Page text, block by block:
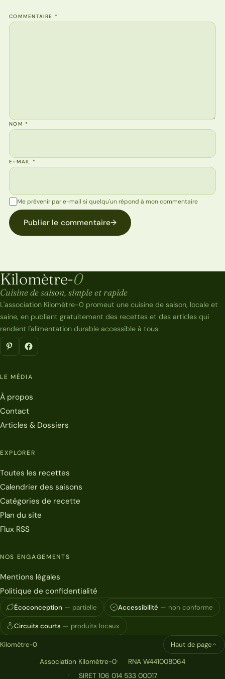
COMMENTAIRE *
NOM*
E-MAIL*
Me prévenir par e-mail si quelqu'un répond à mon commentaire
Publier le commentaire→
Kilomètre-0
Kilomètre-0
Cuisine de saison, simple et rapide
L'association Kilomètre-0 promeut une cuisine de saison, locale et
saine, en publiant gratuitement des recettes et des articles qui
rendent l'alimentation durable accessible à tous.
LE MÉDIA
À propos
Contact
Articles & Dossiers
EXPLORER
Toutes les recettes
Calendrier des saisons
Catégories de recette
Plan du site
Flux RSS
NOS ENGAGEMENTS
Mentions légales
Politique de confidentialité
Écoconception — partielle Accessibilité — non conforme
Circuits courts — produits locaux
Kilomètre-0
Association Kilomètre-0
RNA W441008064
SIRET 106 014 533 00017
Haut de page